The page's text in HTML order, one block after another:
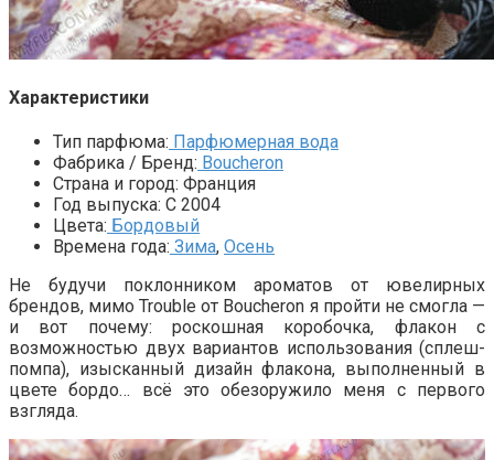
Характеристики
Тип парфюма: Парфюмерная вода
Фабрика / Бренд: Boucheron
Страна и город: Франция
Год выпуска: С 2004
Цвета: Бордовый
Времена года: Зима, Осень
Не будучи поклонником ароматов от ювелирных
брендов, мимо Trouble от Boucheron я пройти не смогла —
и вот почему: роскошная коробочка, флакон с
возможностью двух вариантов использования (сплеш-
помпа), изысканный дизайн флакона, выполненный в
цвете бордо… всё это обезоружило меня с первого
взгляда.